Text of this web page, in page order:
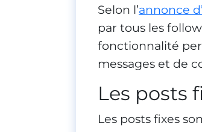
Selon l’annonce
par tous les
fonctionnalité
messages et de
Les posts
Les posts fixes